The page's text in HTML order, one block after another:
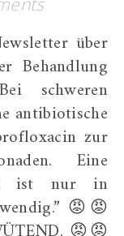
Behandlung
schweren
antibiotische
zur
Eine
ist nur in
😡😡